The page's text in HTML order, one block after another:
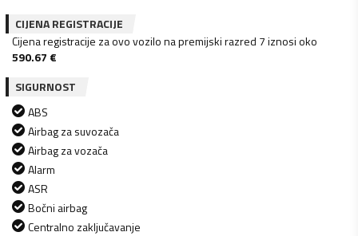
CIJENA REGISTRACIJE
Cijena registracije za ovo vozilo na premijski razred 7 iznosi oko
590.67 €
SIGURNOST
ABS
Airbag za suvozača
Airbag za vozača
Alarm
ASR
Bočni airbag
Centralno zaključavanje